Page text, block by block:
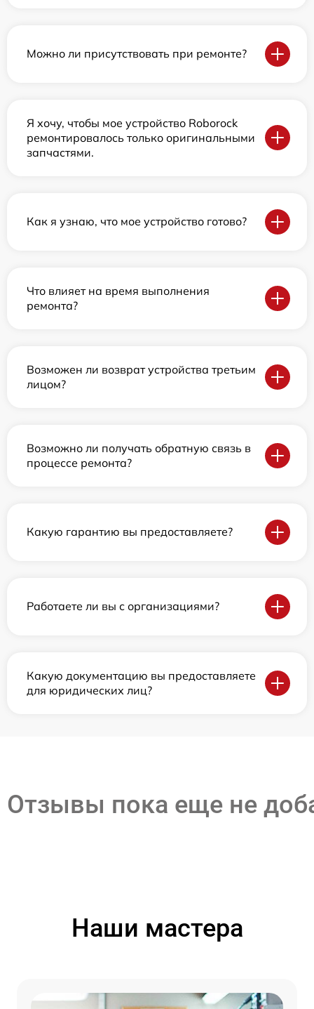
Можно ли присутствовать при ремонте?
Я хочу, чтобы мое устройство Roborock
ремонтировалось только оригинальными
запчастями.
Как я узнаю, что мое устройство готово?
Что влияет на время выполнения
ремонта?
Возможен ли возврат устройства третьим
лицом?
Возможно ли получать обратную связь в
процессе ремонта?
Какую гарантию вы предоставляете?
Работаете ли вы с организациями?
Какую документацию вы предоставляете
для юридических лиц?
Отзывы пока еще не
Наши мастера